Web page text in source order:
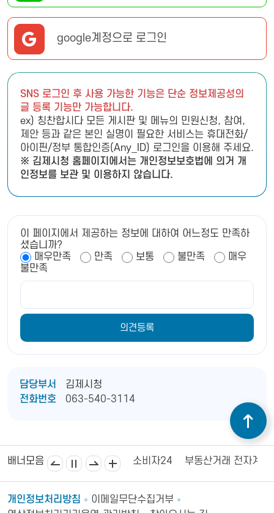
google계정으로 로그인
SNS 로그인 후 사용 가능한 기능은 단순 정보제공성의
글 등록 기능만 가능합니다.
ex) 칭찬합시다 모든 게시판 및 메뉴의 민원신청, 참여,
제안 등과 같은 본인 실명이 필요한 서비스는 휴대전화/
아이핀/정부 통합인증(Any_ID) 로그인을 이용해 주세요.
※ 김제시청 홈페이지에서는 개인정보보호법에 의거 개
인정보를 보관 및 이용하지 않습니다.
이 페이지에서 제공하는 정보에 대하여 어느정도 만족하
셨습니까?
매우만족
만족 보통 불만족
매우
불만족
담당부서
김제시청
전화번호
063-540-3114
배너모음
제상공회의소 김제시의회 소비자24 부동산거래 전자계약
개인정보처리방침
이메일무단수집거부